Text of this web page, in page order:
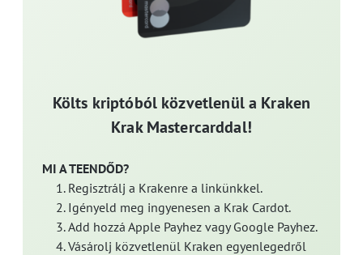
Költs kriptóból közvetlenül a Kraken
Krak Mastercarddal!
MI A TEENDŐD?
Regisztrálj a Krakenre a linkünkkel.
Igényeld meg ingyenesen a Krak Cardot.
Add hozzá Apple Payhez vagy Google Payhez.
Vásárolj közvetlenül Kraken egyenlegedről